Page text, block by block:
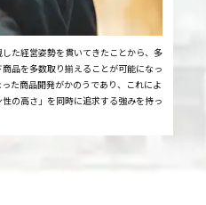
た経営姿勢を貫いてきたことから、多
品を多数取り揃えることが可能になっ
た商品開発がかのうであり、これによ
の高さ」を同時に追求する強みを持っ